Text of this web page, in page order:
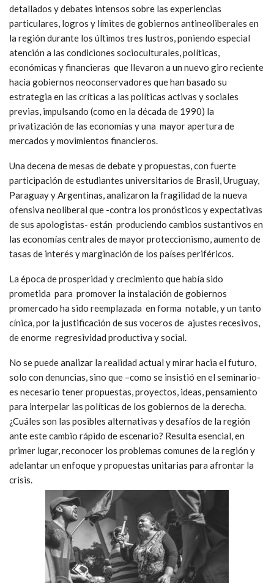
detallados y debates intensos sobre las experiencias
particulares, logros y límites de gobiernos antineoliberales en
la región durante los últimos tres lustros, poniendo especial
atención a las condiciones socioculturales, políticas,
económicas y financieras que llevaron a un nuevo giro reciente
hacia gobiernos neoconservadores que han basado su
estrategia en las críticas a las políticas activas y sociales
previas, impulsando (como en la década de 1990) la
privatización de las economías y una mayor apertura de
mercados y movimientos financieros.
Una decena de mesas de debate y propuestas, con fuerte
participación de estudiantes universitarios de Brasil, Uruguay,
Paraguay y Argentinas, analizaron la fragilidad de la nueva
ofensiva neoliberal que -contra los pronósticos y expectativas
de sus apologistas- están produciendo cambios sustantivos en
las economías centrales de mayor proteccionismo, aumento de
tasas de interés y marginación de los países periféricos.
La época de prosperidad y crecimiento que había sido
prometida para promover la instalación de gobiernos
promercado ha sido reemplazada en forma notable, y un tanto
cínica, por la justificación de sus voceros de ajustes recesivos,
de enorme regresividad productiva y social.
No se puede analizar la realidad actual y mirar hacia el futuro,
solo con denuncias, sino que –como se insistió en el seminario-
es necesario tener propuestas, proyectos, ideas, pensamiento
para interpelar las políticas de los gobiernos de la derecha.
¿Cuáles son las posibles alternativas y desafíos de la región
ante este cambio rápido de escenario? Resulta esencial, en
primer lugar, reconocer los problemas comunes de la región y
adelantar un enfoque y propuestas unitarias para afrontar la
crisis.